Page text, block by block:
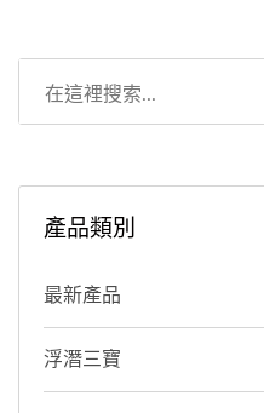
產品類別
最新產品
浮潛三寶